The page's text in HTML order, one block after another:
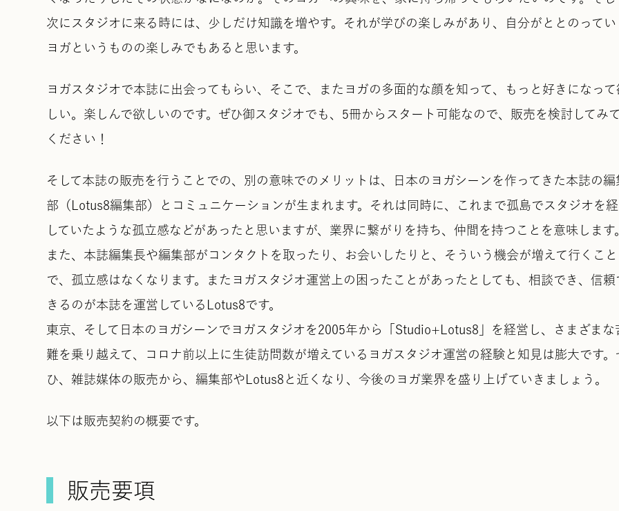
次にスタジオに来る時には、少しだけ知識を増やす。それが学びの楽しみがあり、自分がととのってい
ヨガというものの楽しみでもあると思います。
ヨガスタジオで本誌に出会ってもらい、そこで、またヨガの多面的な顔を知って、もっと好きになって
しい。楽しんで欲しいのです。ぜひ御スタジオでも、5冊からスタート可能なので、販売を検討してみ
ください！
そして本誌の販売を行うことでの、別の意味でのメリットは、日本のヨガシーンを作ってきた本誌の編
部（Lotus8編集部）とコミュニケーションが生まれます。それは同時に、これまで孤島でスタジオを
していたような孤立感などがあったと思いますが、業界に繋がりを持ち、仲間を持つことを意味します
また、本誌編集長や編集部がコンタクトを取ったり、お会いしたりと、そういう機会が増えて行くこと
で、孤立感はなくなります。またヨガスタジオ運営上の困ったことがあったとしても、相談でき、信頼
きるのが本誌を運営しているLotus8です。
東京、そして日本のヨガシーンでヨガスタジオを2005年から「Studio+Lotus8」を経営し、さまざまな
難を乗り越えて、コロナ前以上に生徒訪問数が増えているヨガスタジオ運営の経験と知見は膨大です。
ひ、雑誌媒体の販売から、編集部やLotus8と近くなり、今後のヨガ業界を盛り上げていきましょう。
以下は販売契約の概要です。
販売要項